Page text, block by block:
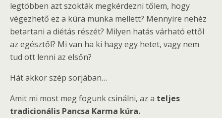
legtöbben azt szokták megkérdezni tőlem, hogy
végezhető ez a kúra munka mellett? Mennyire nehéz
betartani a diétás részét? Milyen hatás várható ettől
az egésztől? Mi van ha ki hagy egy hetet, vagy nem
tud ott lenni az elsőn?
Hát akkor szép sorjában…
Amit mi most meg fogunk csinálni, az a teljes
tradicionális Pancsa Karma kúra.